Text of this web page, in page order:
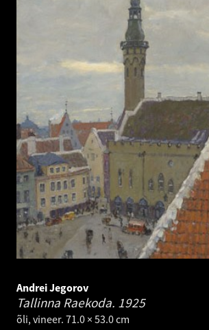
Andrei Jegorov
Tallinna Raekoda. 1925
õli, vineer. 71.0 × 53.0 cm